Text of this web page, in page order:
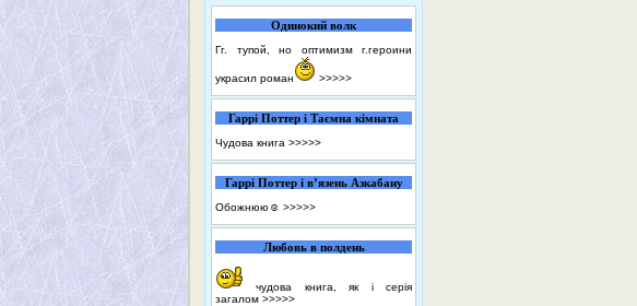
Одинокий волк
Гг. тупой, но оптимизм г.героини
украсил роман >>>>>
Гаррі Поттер і Таємна кімната
Чудова книга >>>>>
Гаррі Поттер і в’язень Азкабану
Обожнюю☺️ >>>>>
Любовь в полдень
чудова книга, як і серія
загалом >>>>>